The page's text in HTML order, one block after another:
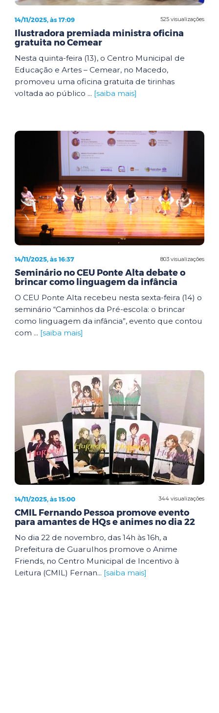
525 visualizações
14/11/2025, às 17:09
Ilustradora premiada ministra oficina
gratuita no Cemear
Nesta quinta-feira (13), o Centro Municipal de
Educação e Artes – Cemear, no Macedo,
promoveu uma oficina gratuita de tirinhas
voltada ao público ... [saiba mais]
803 visualizações
14/11/2025, às 16:37
Seminário no CEU Ponte Alta debate o
brincar como linguagem da infância
O CEU Ponte Alta recebeu nesta sexta-feira (14) o
seminário “Caminhos da Pré-escola: o brincar
como linguagem da infância”, evento que contou
com ... [saiba mais]
344 visualizações
14/11/2025, às 15:00
CMIL Fernando Pessoa promove evento
para amantes de HQs e animes no dia 22
No dia 22 de novembro, das 14h às 16h, a
Prefeitura de Guarulhos promove o Anime
Friends, no Centro Municipal de Incentivo à
Leitura (CMIL) Fernan... [saiba mais]